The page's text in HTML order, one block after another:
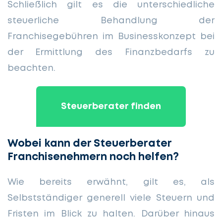
Schließlich gilt es die unterschiedliche
steuerliche Behandlung der
Franchisegebühren im Businesskonzept bei
der Ermittlung des Finanzbedarfs zu
beachten.
Steuerberater finden
Wobei kann der Steuerberater
Franchisenehmern noch helfen?
Wie bereits erwähnt, gilt es, als
Selbstständiger generell viele Steuern und
Fristen im Blick zu halten. Darüber hinaus